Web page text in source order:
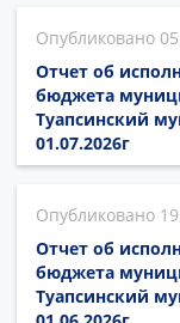
Муниципальное
Публичные
Документы
Отчет об
бюджета
Туапсинский
01.07.2026г
Отчет об
бюджета
Туапсинский